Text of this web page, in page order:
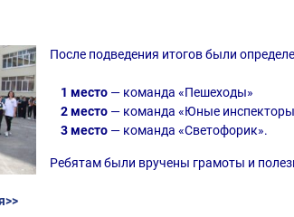
После подведения итогов были
1 место — команда «Пешеходы»
2 место — команда «Юные
3 место — команда «Светофорик».
Ребятам были вручены грамоты и